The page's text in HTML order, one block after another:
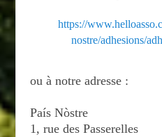
https://
nostre/adhesions/
ou à notre adresse :
País Nòstre
1, rue des Passerelles